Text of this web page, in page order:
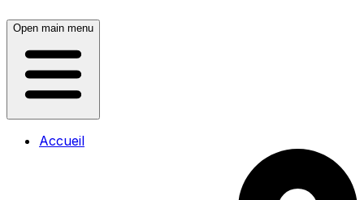
Open main menu
Accueil